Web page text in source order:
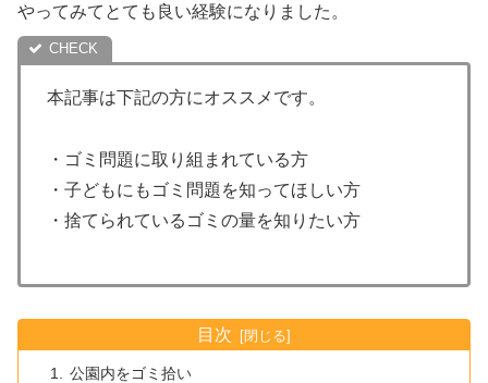
やってみてとても良い経験になりました。
本記事は下記の方にオススメです。
・ゴミ問題に取り組まれている方
・子どもにもゴミ問題を知ってほしい方
・捨てられているゴミの量を知りたい方
目次
公園内をゴミ拾い